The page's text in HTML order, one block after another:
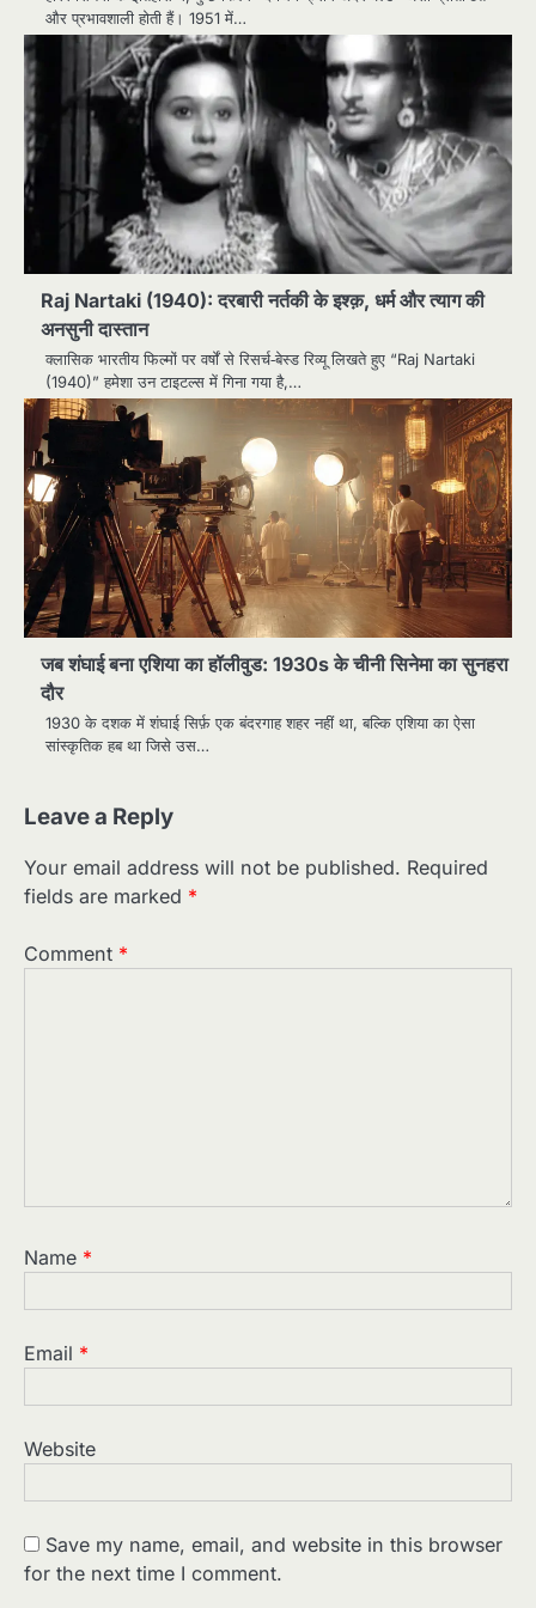
और प्रभावशाली होती हैं। 1951 में…
Raj Nartaki (1940): दरबारी नर्तकी के इश्क़, धर्म और त्याग की
अनसुनी दास्तान
क्लासिक भारतीय फिल्मों पर वर्षों से रिसर्च‑बेस्ड रिव्यू लिखते हुए “Raj Nartaki
(1940)” हमेशा उन टाइटल्स में गिना गया है,…
जब शंघाई बना एशिया का हॉलीवुड: 1930s के चीनी सिनेमा का सुनहरा
दौर
1930 के दशक में शंघाई सिर्फ़ एक बंदरगाह शहर नहीं था, बल्कि एशिया का ऐसा
सांस्कृतिक हब था जिसे उस…
Leave a Reply
Your email address will not be published. Required
fields are marked *
Comment *
Name *
Email *
Website
Save my name, email, and website in this browser
for the next time I comment.
2